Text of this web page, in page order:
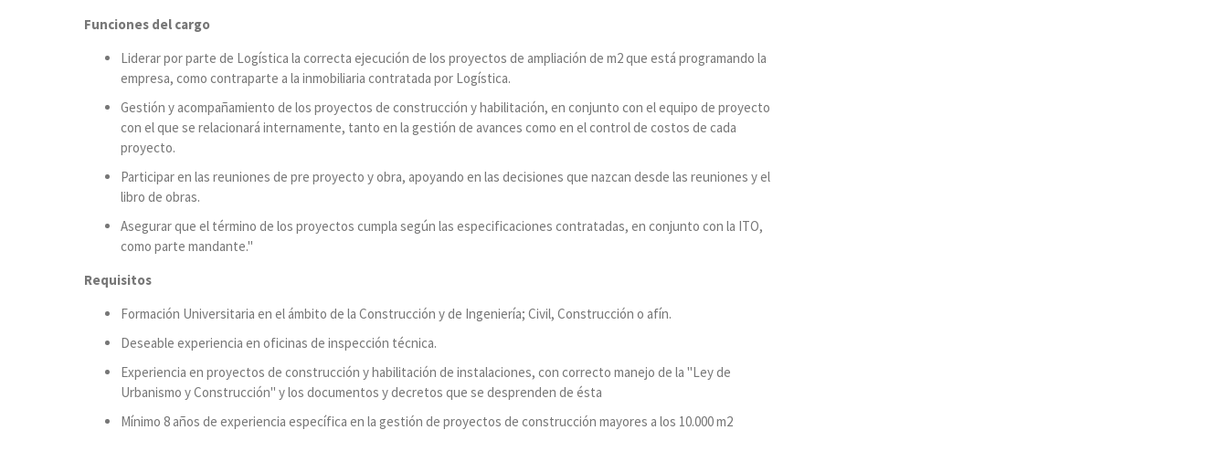
Funciones del cargo
Liderar por parte de Logística la correcta ejecución de los proyectos de ampliación de m2 que está programando la
empresa, como contraparte a la inmobiliaria contratada por Logística.
Gestión y acompañamiento de los proyectos de construcción y habilitación, en conjunto con el equipo de proyecto
con el que se relacionará internamente, tanto en la gestión de avances como en el control de costos de cada
proyecto.
Participar en las reuniones de pre proyecto y obra, apoyando en las decisiones que nazcan desde las reuniones y el
libro de obras.
Asegurar que el término de los proyectos cumpla según las especificaciones contratadas, en conjunto con la ITO,
como parte mandante."
Requisitos
Formación Universitaria en el ámbito de la Construcción y de Ingeniería; Civil, Construcción o afín.
Deseable experiencia en oficinas de inspección técnica.
Experiencia en proyectos de construcción y habilitación de instalaciones, con correcto manejo de la "Ley de
Urbanismo y Construcción" y los documentos y decretos que se desprenden de ésta
Mínimo 8 años de experiencia específica en la gestión de proyectos de construcción mayores a los 10.000 m2